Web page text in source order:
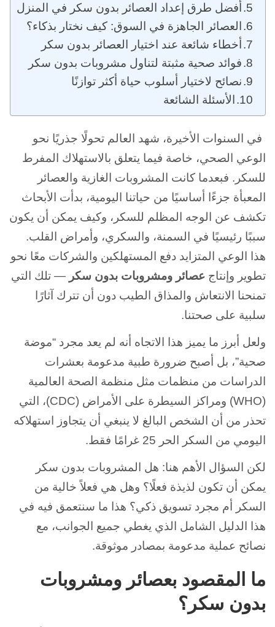
أفضل طرق إعداد العصائر بدون سكر في المنزل
العصائر الجاهزة في السوق: كيف نختار بذكاء؟
أخطاء شائعة عند اختيار العصائر بدون سكر
فوائد صحية مثبتة لتناول مشروبات بدون سكر
نصائح لاختيار أسلوب حياة أكثر توازنًا
الأسئلة الشائعة
في السنوات الأخيرة، شهد العالم تحولًا جذريًا نحو
الوعي الصحي، خاصة فيما يتعلق بالاستهلاك المفرط
للسكر. فبعدما كانت المشروبات الغازية والعصائر
المعبأة جزءًا أساسيًا من حياتنا اليومية، بدأت الأبحاث
تكشف عن الوجه المظلم للسكر، وكيف يمكن أن يكون
سببًا رئيسيًا في السمنة، والسكري، وأمراض القلب.
هذا الوعي المتزايد دفع المستهلكين والشركات معًا نحو
تطوير وإنتاج عصائر ومشروبات بدون سكر — تلك التي
تمنحنا الانتعاش والمذاق الطيب دون أن تترك آثارًا
سلبية على صحتنا.
ولعل أبرز ما يميز هذا الاتجاه أنه لم يعد مجرد “موضة
صحية”، بل أصبح ضرورة طبية مدعومة بعشرات
الدراسات من منظمات مثل منظمة الصحة العالمية
(WHO) ومراكز السيطرة على الأمراض (CDC)، التي
تحذر من أن الشخص البالغ لا ينبغي أن يتجاوز استهلاكه
اليومي من السكر الحر 25 غرامًا فقط.
لكن السؤال الأهم هنا: هل المشروبات بدون سكر
يمكن أن تكون لذيذة فعلًا؟ وهل هي فعلاً خالية من
السكر أم مجرد تسويق ذكي؟ هذا ما سنتعمق فيه في
هذا الدليل الشامل الذي يغطي جميع الجوانب، مع
نصائح عملية مدعومة بمصادر موثوقة.
ما المقصود بعصائر ومشروبات
بدون سكر؟